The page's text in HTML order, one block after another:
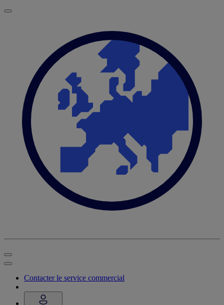
Contacter le service commercial